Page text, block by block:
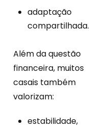
adaptação
compartilhada.
Além da questão
financeira, muitos
casais também
valorizam:
estabilidade,